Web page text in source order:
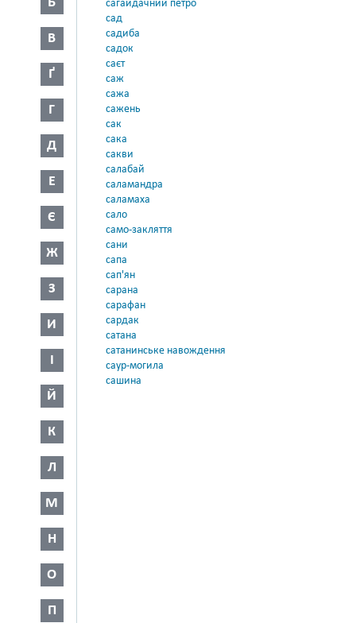
В
Ґ
Г
Д
Е
Є
Ж
З
И
І
Й
К
Л
М
Н
О
П
сагайдачний петро
сад
садиба
садок
саєт
саж
сажа
сажень
сак
сака
сакви
салабай
саламандра
саламаха
сало
само-закляття
сани
сапа
сап'ян
сарана
сарафан
сардак
сатана
сатанинське навождення
саур-могила
сашина